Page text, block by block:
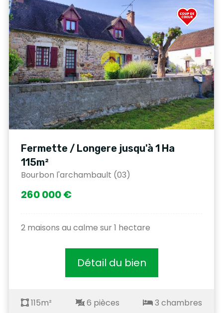
Fermette / Longere jusqu'à 1 Ha
115m²
Bourbon l'archambault (03)
260 000 €
2 maisons au calme sur 1 hectare
Détail du bien
115m² 6 pièces 3 chambres